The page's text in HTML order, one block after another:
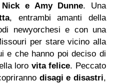
Nick e Amy Dunne. Una
, entrambi amanti della
newyorchesi e con una
per stare vicino alla
e che hanno poi deciso di
loro vita felice. Peccato
disagi e disastri,